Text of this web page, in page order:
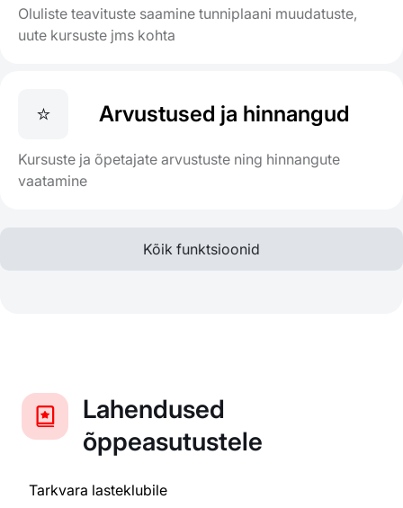
Oluliste teavituste saamine tunniplaani muudatuste,
uute kursuste jms kohta
⭐ Arvustused ja hinnangud
Kursuste ja õpetajate arvustuste ning hinnangute
vaatamine
Kõik funktsioonid
Lahendused
õppeasutustele
Tarkvara lasteklubile